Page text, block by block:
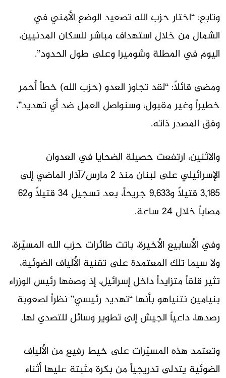
وتابع: “اختار حزب الله تصعيد الوضع الأمني في
الشمال من خلال استهداف مباشر للسكان المدنيين،
اليوم في المطلة وشوميرا وعلى طول الحدود”.
ومضى قائلاً: “لقد تجاوز العدو (حزب الله) خطاً أحمر
خطيراً وغير مقبول، وسنواصل العمل ضد أي تهديد”،
وفق المصدر ذاته.
والاثنين، ارتفعت حصيلة الضحايا في العدوان
الإسرائيلي على لبنان منذ 2 مارس/آذار الماضي إلى
3,185 قتيلاً و9,633 جريحاً، بعد تسجيل 34 قتيلاً و62
مصاباً خلال 24 ساعة.
وفي الأسابيع الأخيرة، باتت طائرات حزب الله المسيّرة،
ولا سيما تلك المعتمدة على تقنية الألياف الضوئية،
تثير قلقاً متزايداً داخل إسرائيل، إذ وصفها رئيس الوزراء
بنيامين نتنياهو بأنها “تهديد رئيسي” نظراً لصعوبة
رصدها، داعياً الجيش إلى تطوير وسائل للتصدي لها.
وتعتمد هذه المسيّرات على خيط رفيع من الألياف
الضوئية يتدلى تدريجياً من بكرة مثبتة عليها أثناء